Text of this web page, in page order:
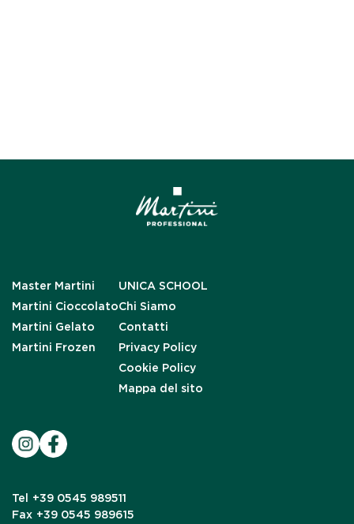
Master Martini
Martini Cioccolato
Martini Gelato
Martini Frozen
UNICA SCHOOL
Chi Siamo
Contatti
Privacy Policy
Cookie Policy
Mappa del sito
Tel
+39 0545 989511
Fax +39 0545 989615